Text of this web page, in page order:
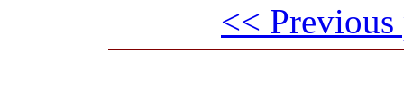
<< Previous